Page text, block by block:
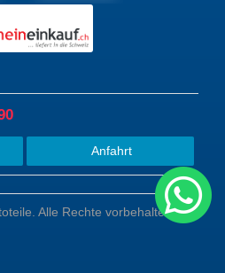
Anfahrt
Alle Rechte vorbehalten.